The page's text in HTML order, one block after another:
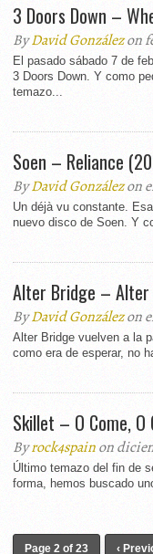
3 Doors Down –
ByDavid Gonzálezon
El pasado sábado 7 de
3 Doors Down. Y como
temazo...
Soen – Reliance
ByDavid Gonzálezon
Un déjà vu constante.
nuevo disco de Soen. Y
Alter Bridge –
ByDavid Gonzálezon
Alter Bridge vuelven a la
como era de esperar, no
Skillet – O Come, O
Byrock4spainon
Último temazo del fin de
forma, hemos buscado
Page 2 of 23 ‹